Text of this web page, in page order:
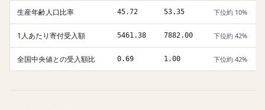
生産年齢人口比率 45.72 53.35 下位約 10%
1人あたり寄付受入額 5461.38 7882.00 下位約 42%
全国中央値との受入額比 0.69 1.00 下位約 42%